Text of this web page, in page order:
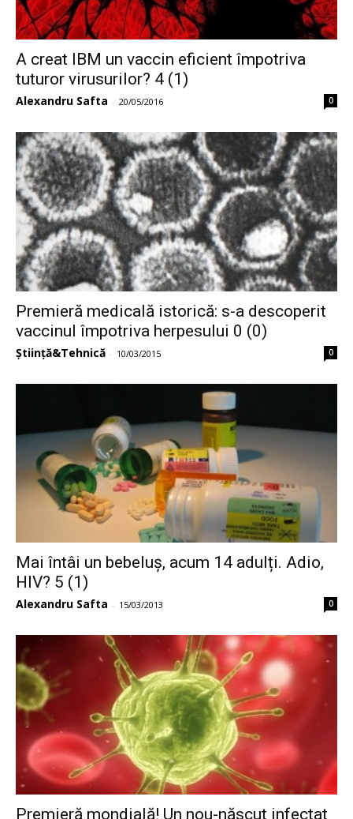
A creat IBM un vaccin eficient împotriva
tuturor virusurilor? 4 (1)
Alexandru Safta - 20/05/2016 0
Premieră medicală istorică: s-a descoperit
vaccinul împotriva herpesului 0 (0)
Știință&Tehnică - 10/03/2015 0
Mai întâi un bebeluș, acum 14 adulți. Adio,
HIV? 5 (1)
Alexandru Safta - 15/03/2013 0
Premieră mondială! Un nou-născut infectat